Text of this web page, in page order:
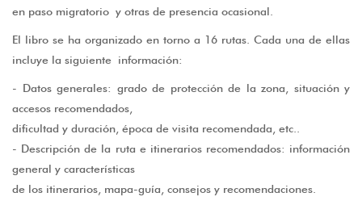
en paso migratorio y otras de presencia ocasional.
El libro se ha organizado en torno a 16 rutas. Cada una de ellas
incluye la siguiente información:
- Datos generales: grado de protección de la zona, situación y
accesos recomendados,
dificultad y duración, época de visita recomendada, etc..
- Descripción de la ruta e itinerarios recomendados: información
general y características
de los itinerarios, mapa-guía, consejos y recomendaciones.